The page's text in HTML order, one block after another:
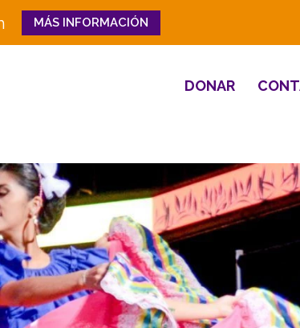
MÁS INFORMACIÓN
Close
DONAR
Educación e Innovación
en la Fuerza Laboral
Senderos Hacia el Éxito
Bienestar Familiar y Comunitario
CULTURA